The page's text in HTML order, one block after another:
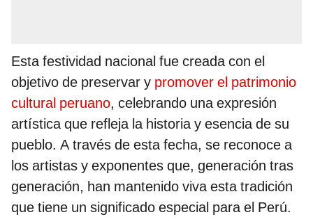
Esta festividad nacional fue creada con el
objetivo de preservar y promover el patrimonio
cultural peruano, celebrando una expresión
artística que refleja la historia y esencia de su
pueblo. A través de esta fecha, se reconoce a
los artistas y exponentes que, generación tras
generación, han mantenido viva esta tradición
que tiene un significado especial para el Perú.